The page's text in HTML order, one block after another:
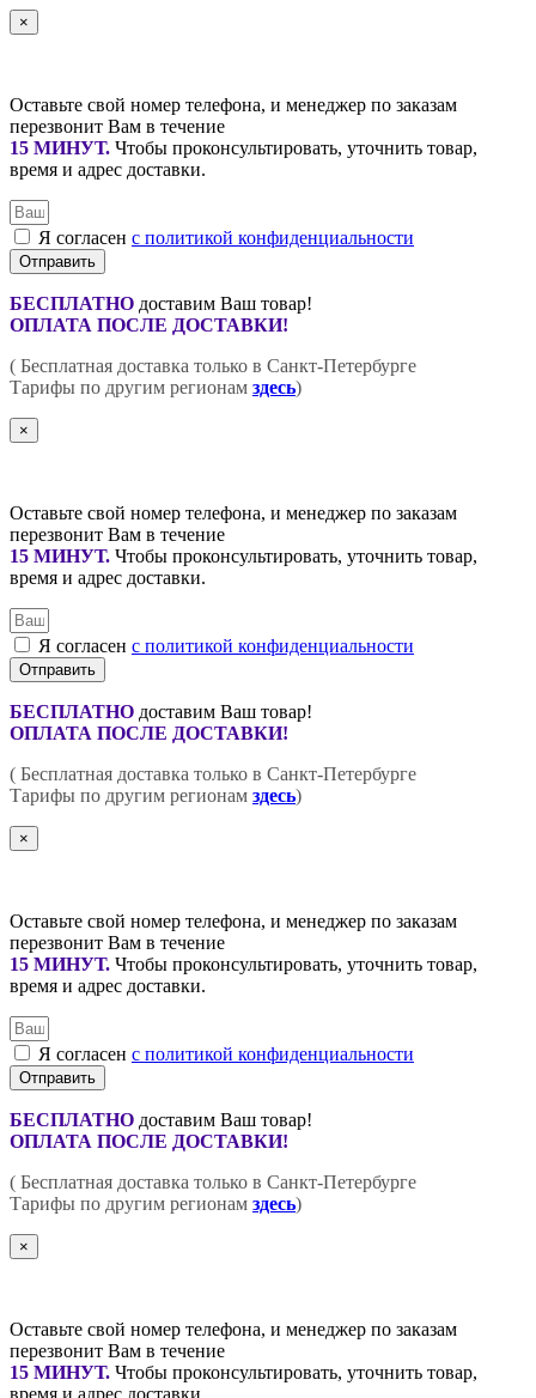
×
Оставьте свой номер телефона, и менеджер по заказам
перезвонит Вам в течение
15 МИНУТ. Чтобы проконсультировать, уточнить товар,
время и адрес доставки.
Я согласен с политикой конфиденциальности
Отправить
БЕСПЛАТНО доставим Ваш товар!
ОПЛАТА ПОСЛЕ ДОСТАВКИ!
( Бесплатная доставка только в Санкт-Петербурге
Тарифы по другим регионам здесь)
×
Оставьте свой номер телефона, и менеджер по заказам
перезвонит Вам в течение
15 МИНУТ. Чтобы проконсультировать, уточнить товар,
время и адрес доставки.
Я согласен с политикой конфиденциальности
Отправить
БЕСПЛАТНО доставим Ваш товар!
ОПЛАТА ПОСЛЕ ДОСТАВКИ!
( Бесплатная доставка только в Санкт-Петербурге
Тарифы по другим регионам здесь)
×
Оставьте свой номер телефона, и менеджер по заказам
перезвонит Вам в течение
15 МИНУТ. Чтобы проконсультировать, уточнить товар,
время и адрес доставки.
Я согласен с политикой конфиденциальности
Отправить
БЕСПЛАТНО доставим Ваш товар!
ОПЛАТА ПОСЛЕ ДОСТАВКИ!
( Бесплатная доставка только в Санкт-Петербурге
Тарифы по другим регионам здесь)
×
Оставьте свой номер телефона, и менеджер по заказам
перезвонит Вам в течение
15 МИНУТ. Чтобы проконсультировать, уточнить товар,
время и адрес доставки.